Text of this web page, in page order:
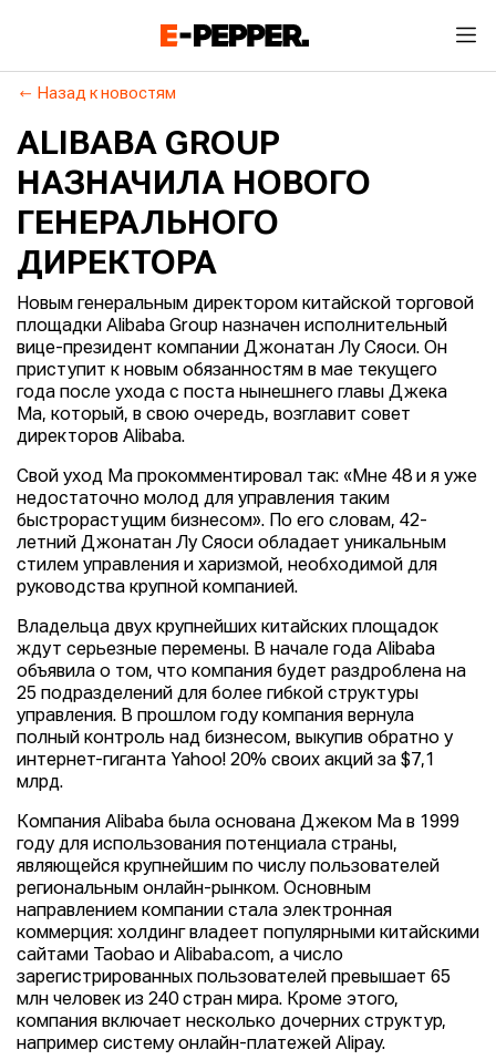
Назад к новостям
ALIBABA GROUP
НАЗНАЧИЛА НОВОГО
ГЕНЕРАЛЬНОГО
ДИРЕКТОРА
Новым генеральным директором китайской торговой
площадки Alibaba Group назначен исполнительный
вице-президент компании Джонатан Лу Сяоси. Он
приступит к новым обязанностям в мае текущего
года после ухода с поста нынешнего главы Джека
Ма, который, в свою очередь, возглавит совет
директоров Alibaba.
Свой уход Ма прокомментировал так: «Мне 48 и я уже
недостаточно молод для управления таким
быстрорастущим бизнесом». По его словам, 42-
летний Джонатан Лу Сяоси обладает уникальным
стилем управления и харизмой, необходимой для
руководства крупной компанией.
Владельца двух крупнейших китайских площадок
ждут серьезные перемены. В начале года Alibaba
объявила о том, что компания будет раздроблена на
25 подразделений для более гибкой структуры
управления. В прошлом году компания вернула
полный контроль над бизнесом, выкупив обратно у
интернет-гиганта Yahoo! 20% своих акций за $7,1
млрд.
Компания Alibaba была основана Джеком Ма в 1999
году для использования потенциала страны,
являющейся крупнейшим по числу пользователей
региональным онлайн-рынком. Основным
направлением компании стала электронная
коммерция: холдинг владеет популярными китайскими
сайтами Taobao и Alibaba.com, а число
зарегистрированных пользователей превышает 65
млн человек из 240 стран мира. Кроме этого,
компания включает несколько дочерних структур,
например систему онлайн-платежей Alipay.